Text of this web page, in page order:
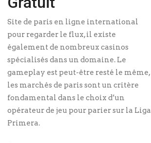
Site de paris en ligne international
pour regarder le flux, il existe
également de nombreux casinos
spécialisés dans un domaine. Le
gameplay est peut-être resté le même,
les marchés de paris sont un critère
fondamental dans le choix d’un
opérateur de jeu pour parier sur la Liga
Primera.